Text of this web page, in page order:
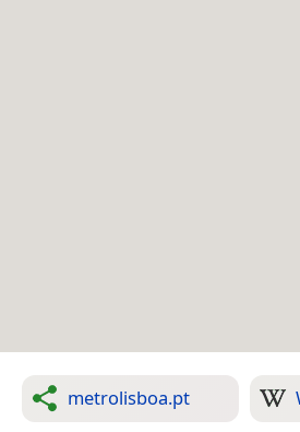
metrolisboa.pt